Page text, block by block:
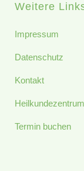
Weitere
Impressum
Datenschutz
Kontakt
Termin buchen